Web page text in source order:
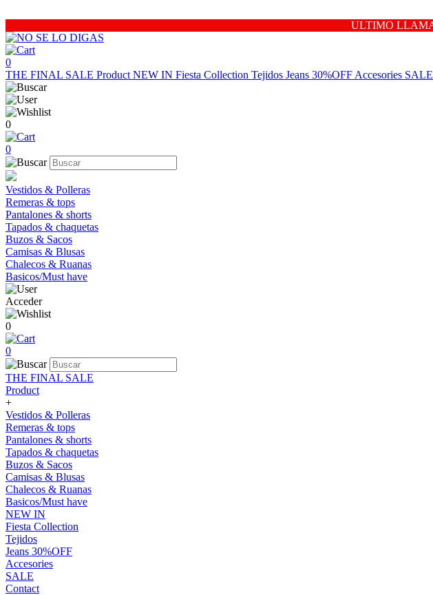
ULTIMO
0
THE FINAL SALE Product NEW IN Fiesta Collection Tejidos Jeans 30%OFF Accesories SALE
0
0
Vestidos & Polleras
Remeras & tops
Pantalones & shorts
Tapados & chaquetas
Buzos & Sacos
Camisas & Blusas
Chalecos & Ruanas
Basicos/Must have
Acceder
0
0
THE FINAL SALE
Product
+
Vestidos & Polleras
Remeras & tops
Pantalones & shorts
Tapados & chaquetas
Buzos & Sacos
Camisas & Blusas
Chalecos & Ruanas
Basicos/Must have
NEW IN
Fiesta Collection
Tejidos
Jeans 30%OFF
Accesories
SALE
Contact